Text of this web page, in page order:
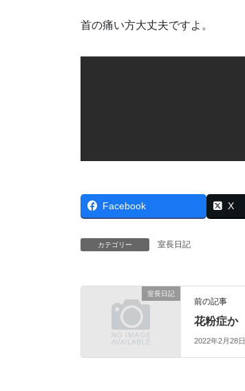
首の痛い方大丈夫ですよ。
Facebook X
カテゴリー 室長日記
室長日記
前の記事
花粉症か
2022年2月28日